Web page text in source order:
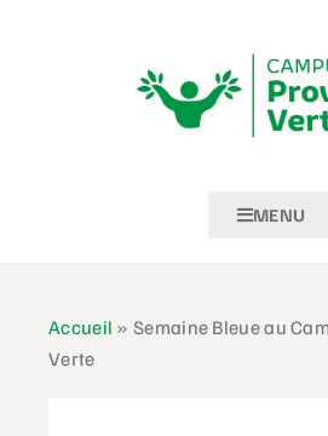
MENU
Accueil »Semaine Bleue au
Verte